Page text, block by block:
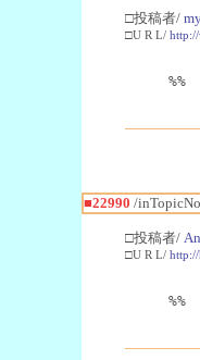
□投稿者/
□U R L/
%%
■22990 /
□投稿者/
□U R L/
%%